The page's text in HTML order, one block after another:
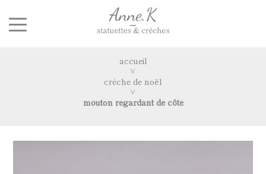
accueil
crèche de noël
mouton regardant de côté